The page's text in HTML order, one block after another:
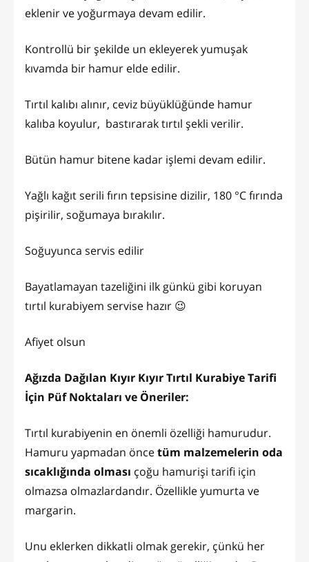
eklenir ve yoğurmaya devam edilir.
Kontrollü bir şekilde un ekleyerek yumuşak
kıvamda bir hamur elde edilir.
Tırtıl kalıbı alınır, ceviz büyüklüğünde hamur
kalıba koyulur, bastırarak tırtıl şekli verilir.
Bütün hamur bitene kadar işlemi devam edilir.
Yağlı kağıt serili fırın tepsisine dizilir, 180 °C fırında
pişirilir, soğumaya bırakılır.
Soğuyunca servis edilir
Bayatlamayan tazeliğini ilk günkü gibi koruyan
tırtıl kurabiyem servise hazır 😉
Afiyet olsun
Ağızda Dağılan Kıyır Kıyır Tırtıl Kurabiye Tarifi
İçin Püf Noktaları ve Öneriler:
Tırtıl kurabiyenin en önemli özelliği hamurudur.
Hamuru yapmadan öncetüm malzemelerin oda
sıcaklığında olması çoğu hamurişi tarifi için
olmazsa olmazlardandır. Özellikle yumurta ve
margarin.
Unu eklerken dikkatli olmak gerekir, çünkü her